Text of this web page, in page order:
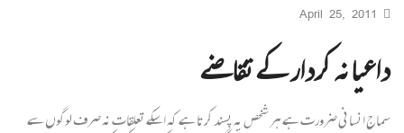
April 25, 2011
داعیانہ کردار کے تقاضے
سماج انسانی ضرورت ہے ہر شخص یہ پسند کرتا ہے کہ اسکے تعلقات نہ صرف لوگوں سے